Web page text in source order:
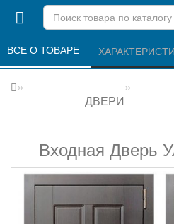
ДВЕРИ
Входная Дверь
ВСЕ О ТОВАРЕ